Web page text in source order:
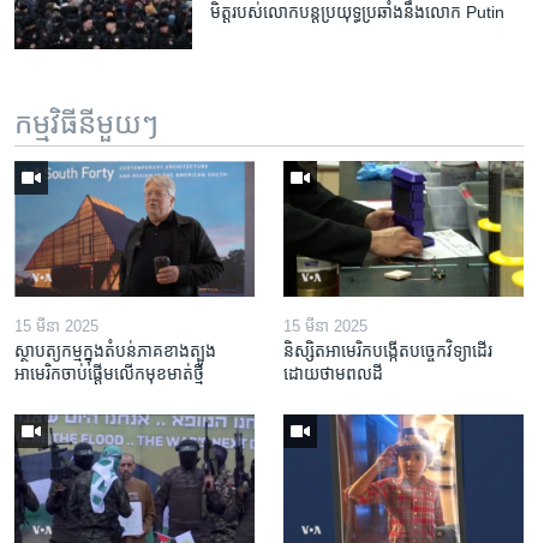
មិត្ត​របស់​លោក​បន្ត​ប្រយុទ្ធ​​ប្រឆាំង​នឹង​លោក Putin
កម្មវិធី​នីមួយៗ
15 មីនា 2025
ស្ថាបត្យកម្ម​ក្នុង​តំបន់​ភាគ​ខាង​ត្បូង​
អាមេរិក​ចាប់ផ្តើម​លើក​មុខមាត់​ថ្មី
15 មីនា 2025
និស្សិត​អាមេរិក​បង្កើត​បច្ចេកវិទ្យា​ដើរ​
ដោយ​ថាមពល​ដី